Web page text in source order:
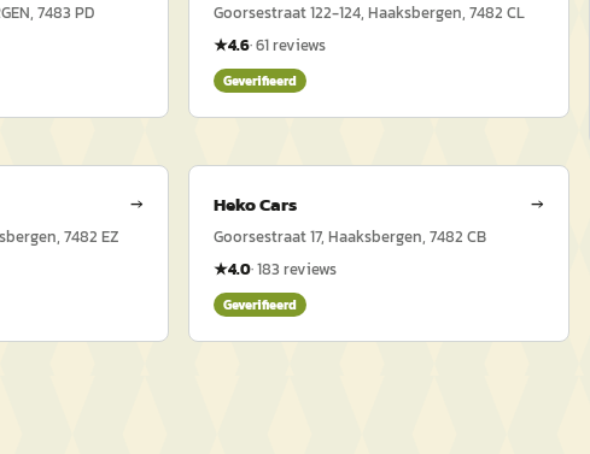
7483 PD
Goorsestraat 122-124, Haaksbergen, 7482 CL
★4.6·61reviews
Geverifieerd
→
7482 EZ
Heko Cars →
Goorsestraat 17, Haaksbergen, 7482 CB
★4.0·183 reviews
Geverifieerd